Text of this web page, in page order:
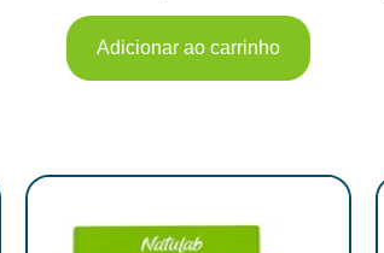
Adicionar ao carrinho